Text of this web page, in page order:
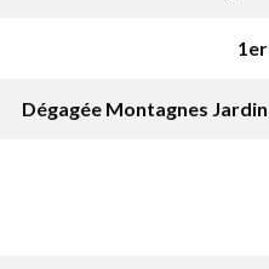
1er
Dégagée Montagnes Jardin